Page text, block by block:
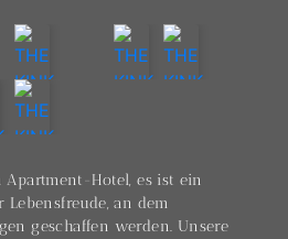
Apartment-Hotel, es ist ein
an dem
geschaffen werden. Unsere